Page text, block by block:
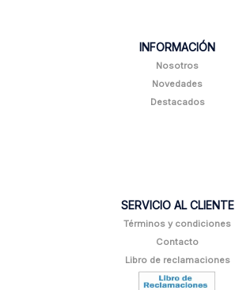
INFORMACIÓN
Nosotros
Novedades
Destacados
SERVICIO AL CLIENTE
Términos y condiciones
Contacto
Libro de reclamaciones